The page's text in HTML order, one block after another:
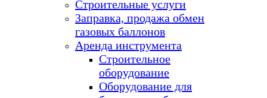
Строительные услуги
Заправка, продажа обмен
газовых баллонов
Аренда инструмента
Строительное
оборудование
Оборудование для